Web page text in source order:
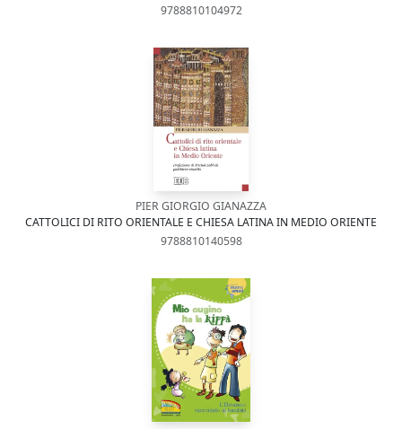
9788810104972
PIER GIORGIO GIANAZZA
CATTOLICI DI RITO ORIENTALE E CHIESA LATINA IN MEDIO ORIENTE
9788810140598